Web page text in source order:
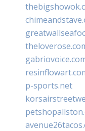
p-sports.net